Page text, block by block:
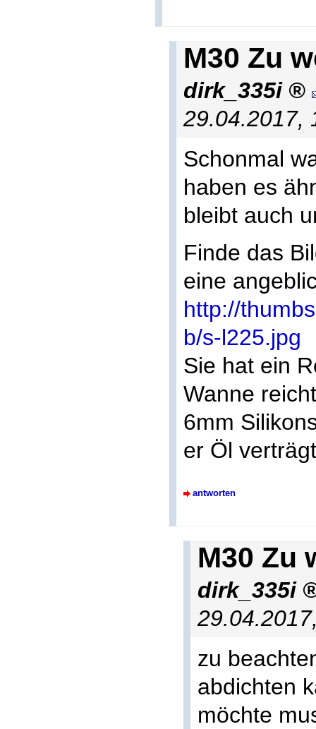
M30 Zu
dirk_335i
29.04.2017,
Schonmal
haben es
bleibt auch
Finde das
eine
http://
b/s-l225.jpg
Sie hat ein
Wanne
6mm
er Öl
antworten
M30 Zu
dirk_335i
zu
abdichten
möchte